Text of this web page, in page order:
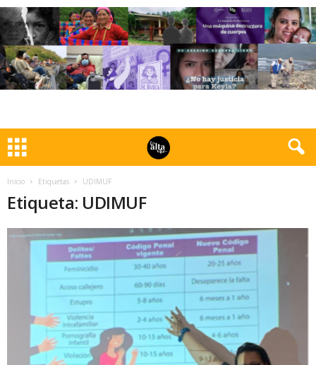
Inicio Etiquetas UDIMUF
Etiqueta: UDIMUF